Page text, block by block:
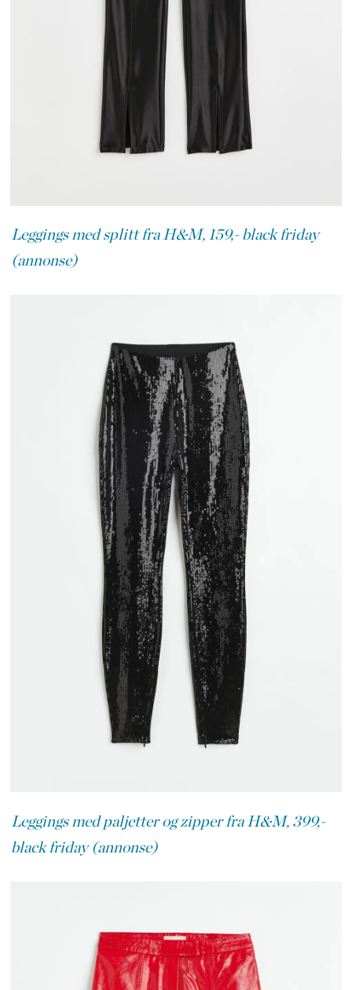
Leggings med splitt fra H&M, 159,- black friday
(annonse)
Leggings med paljetter og zipper fra H&M, 399,-
black friday (annonse)